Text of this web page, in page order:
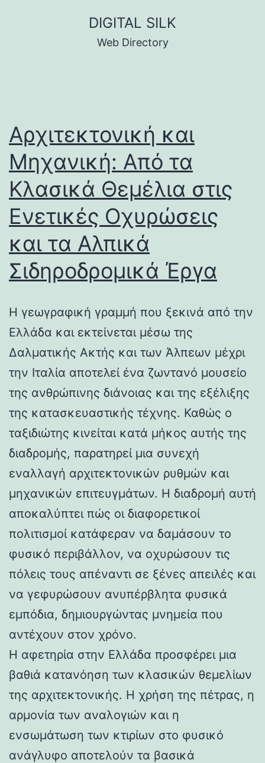
DIGITAL SILK
Web Directory
Αρχιτεκτονική και
Μηχανική: Από τα
Κλασικά Θεμέλια στις
Ενετικές Οχυρώσεις
και τα Αλπικά
Σιδηροδρομικά Έργα
Η γεωγραφική γραμμή που ξεκινά από την
Ελλάδα και εκτείνεται μέσω της
Δαλματικής Ακτής και των Άλπεων μέχρι
την Ιταλία αποτελεί ένα ζωντανό μουσείο
της ανθρώπινης διάνοιας και της εξέλιξης
της κατασκευαστικής τέχνης. Καθώς ο
ταξιδιώτης κινείται κατά μήκος αυτής της
διαδρομής, παρατηρεί μια συνεχή
εναλλαγή αρχιτεκτονικών ρυθμών και
μηχανικών επιτευγμάτων. Η διαδρομή αυτή
αποκαλύπτει πώς οι διαφορετικοί
πολιτισμοί κατάφεραν να δαμάσουν το
φυσικό περιβάλλον, να οχυρώσουν τις
πόλεις τους απέναντι σε ξένες απειλές και
να γεφυρώσουν ανυπέρβλητα φυσικά
εμπόδια, δημιουργώντας μνημεία που
αντέχουν στον χρόνο.
Η αφετηρία στην Ελλάδα προσφέρει μια
βαθιά κατανόηση των κλασικών θεμελίων
της αρχιτεκτονικής. Η χρήση της πέτρας, η
αρμονία των αναλογιών και η
ενσωμάτωση των κτιρίων στο φυσικό
ανάγλυφο αποτελούν τα βασικά